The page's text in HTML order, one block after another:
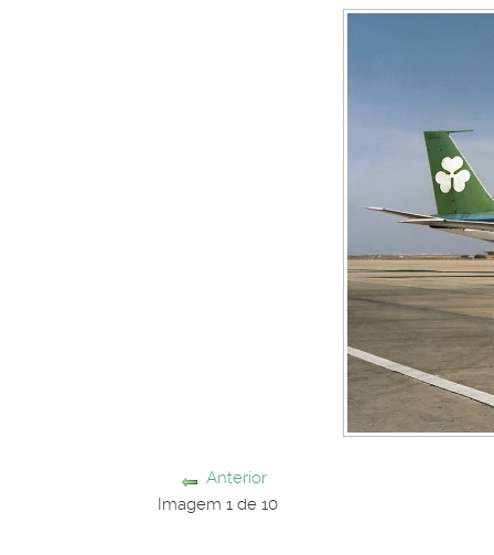
Anterior
Imagem 1 de 10